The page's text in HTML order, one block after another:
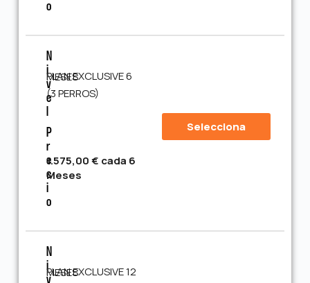
O
N
I
V
E
P
R
E
C
I
O
PLAN EXCLUSIVE 6 MESES
(3 PERROS)
1.575,00 € cada 6
Meses
Selecciona
N
I
V
PLAN EXCLUSIVE 12 MESES